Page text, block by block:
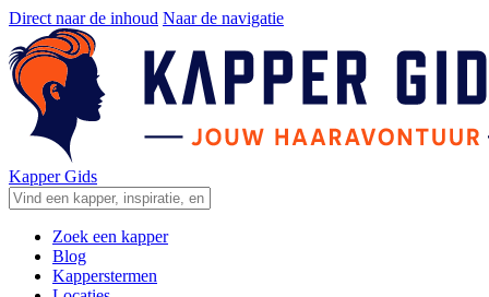
Direct naar de inhoud Naar de navigatie
Kapper Gids
Zoek een kapper
Blog
Kapperstermen